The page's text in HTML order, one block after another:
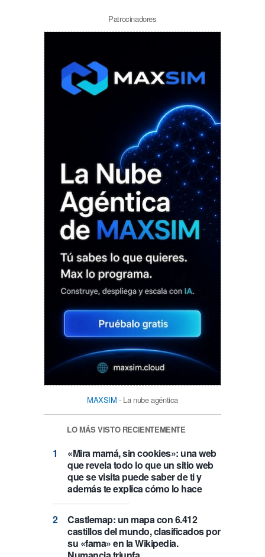
Patrocinadores
MAXSIM - La nube agéntica
LO MÁS VISTO RECIENTEMENTE
«Mira mamá, sin cookies»: una web
que revela todo lo que un sitio web
que se visita puede saber de ti y
además te explica cómo lo hace
Castlemap: un mapa con 6.412
castillos del mundo, clasificados por
su «fama» en la Wikipedia.